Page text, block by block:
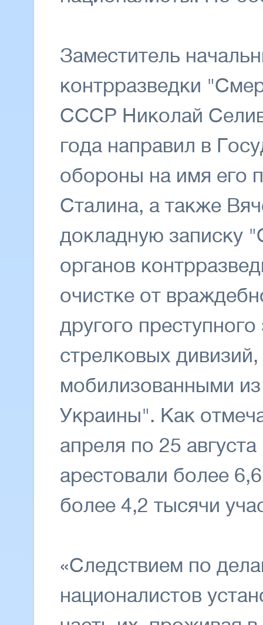
Заместитель
контрразведки
СССР Николай
года направил в
обороны на имя его
Сталина, а также
докладную записку
органов
очистке от
другого
стрелковых
мобилизованными
Украины". Как
апреля по 25
арестовали более
более 4,2 тысячи
«Следствием по
националистов